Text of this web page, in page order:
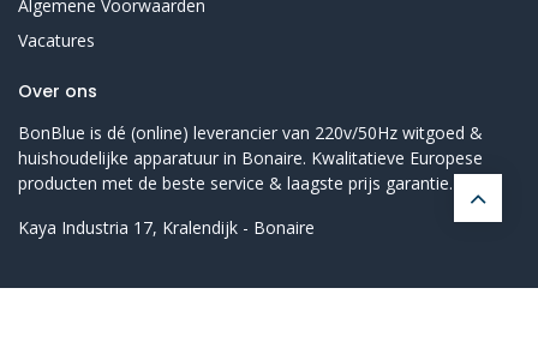
Algemene Voorwaarden
Vacatures
Over ons
BonBlue is dé (online) leverancier van 220v/50Hz witgoed &
huishoudelijke apparatuur in Bonaire. Kwalitatieve Europese
producten met de beste service & laagste prijs garantie.
Kaya Industria 17, Kralendijk - Bonaire